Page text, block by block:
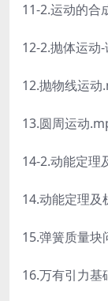
11-2.运动的合
12-2.抛体运动
12.抛物线运动
13.圆周运动
14-2.动能定理
14.动能定理
15.弹簧质量
16.万有引力